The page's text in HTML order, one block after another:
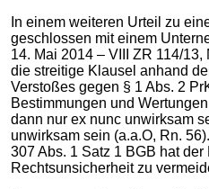
In einem weiteren Urteil zu
geschlossen mit einem
14. Mai 2014 – VIII ZR 114/
die streitige Klausel anhand
Verstoßes gegen § 1 Abs. 2
Bestimmungen und
dann nur ex nunc unwirksam
unwirksam sein (a.a.O, Rn.
307 Abs. 1 Satz 1 BGB hat
Rechtsunsicherheit zu